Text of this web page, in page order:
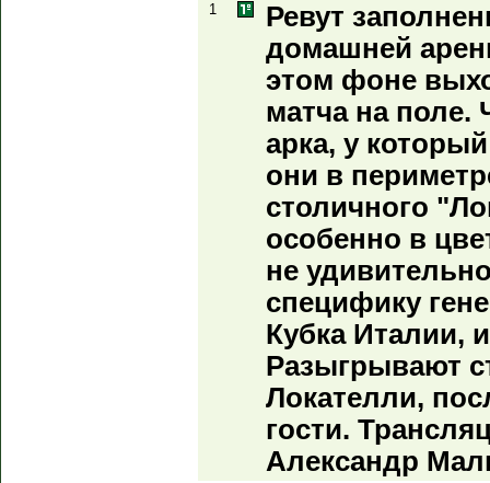
1
Ревут
домашней
этом фоне
матча на поле.
арка, у
они в
столичного
особенно в
не
специфику
Кубка Италии,
Разыгрывают
Локателли,
гости.
Александр